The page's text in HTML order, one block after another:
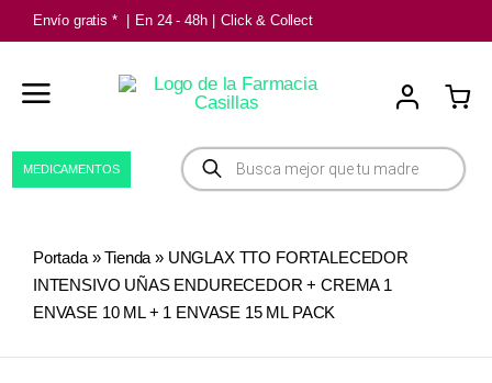
Saltar
al
contenido
Envío gratis * En 24 - 48h Click & Collect
Búsqueda
de
productos
MEDICAMENTOS
Portada»Tienda » UNGLAX TTO FORTALECEDOR
INTENSIVO UÑAS ENDURECEDOR + CREMA 1
ENVASE 10 ML + 1 ENVASE 15 ML PACK